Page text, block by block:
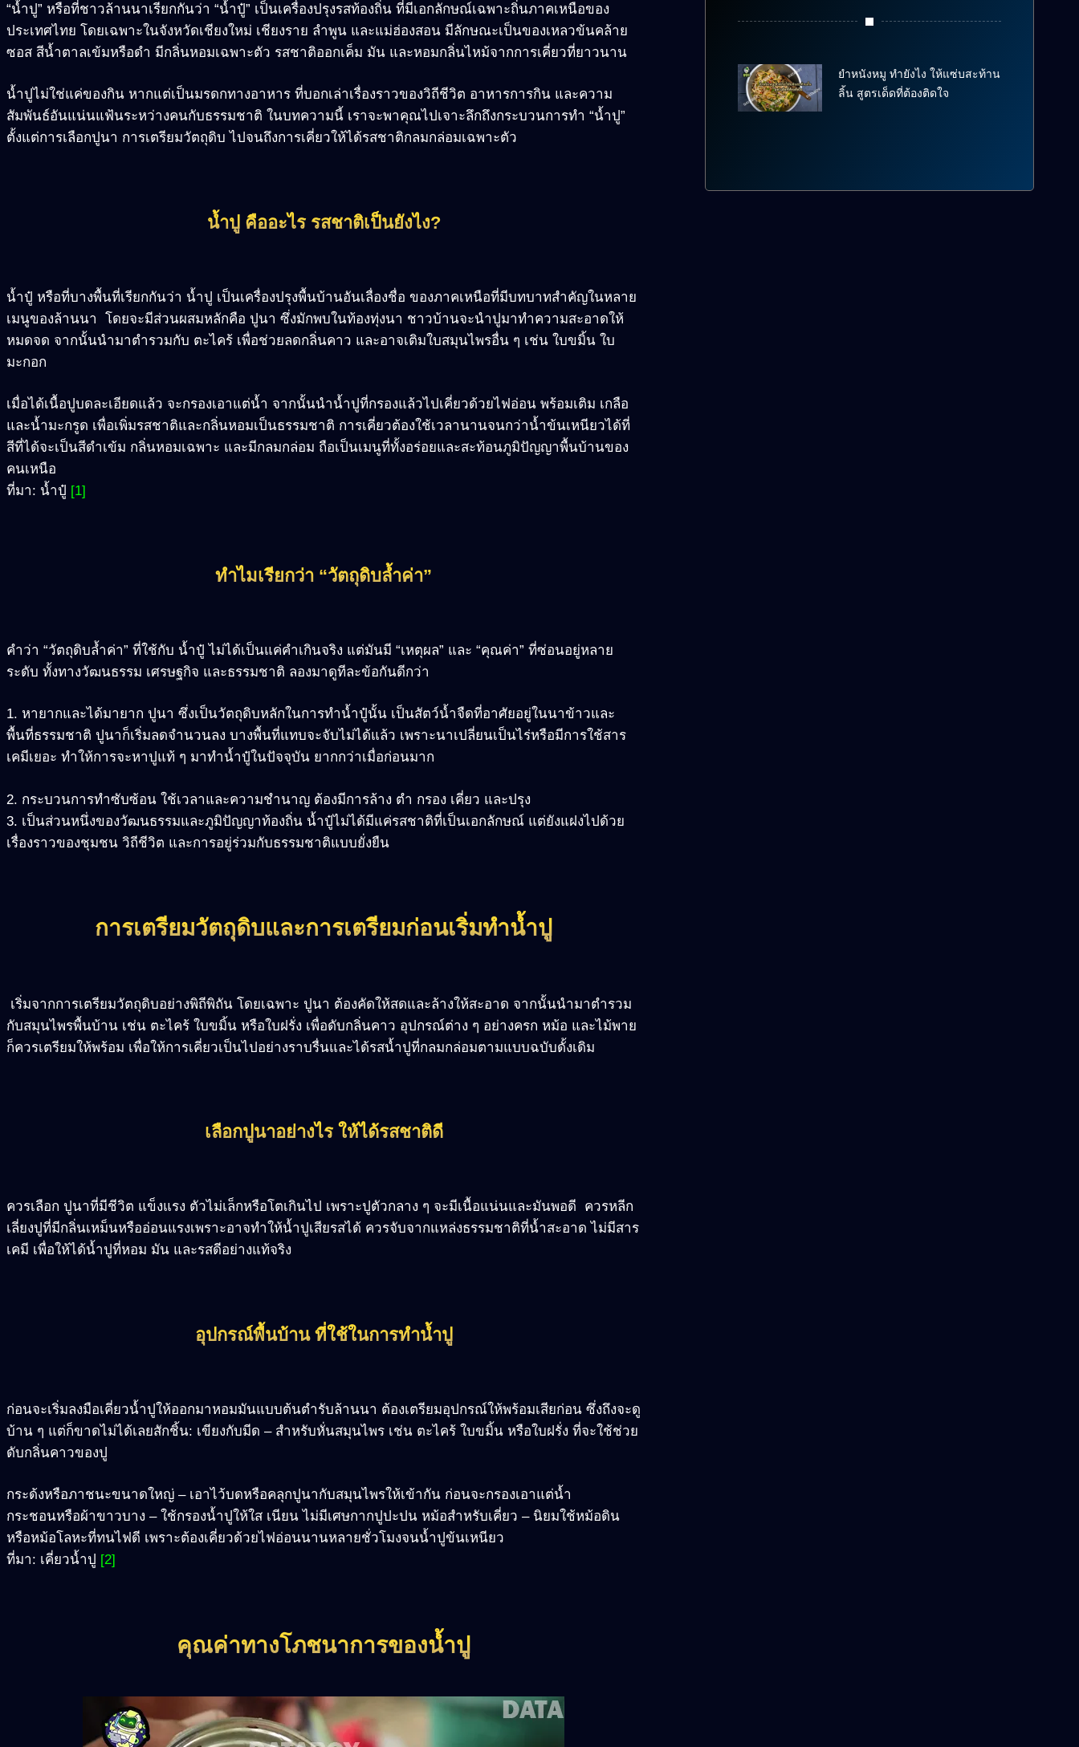
“น้ำปู” หรือที่ชาวล้านนาเรียกกันว่า “น้ำปู๋” เป็นเครื่องปรุงรสท้องถิ่น ที่มีเอกลักษณ์เฉพาะถิ่นภาคเหนือของ
ประเทศไทย โดยเฉพาะในจังหวัดเชียงใหม่ เชียงราย ลำพูน และแม่ฮ่องสอน มีลักษณะเป็นของเหลวข้นคล้าย
ซอส สีน้ำตาลเข้มหรือดำ มีกลิ่นหอมเฉพาะตัว รสชาติออกเค็ม มัน และหอมกลิ่นไหม้จากการเคี่ยวที่ยาวนาน
น้ำปูไม่ใช่แค่ของกิน หากแต่เป็นมรดกทางอาหาร ที่บอกเล่าเรื่องราวของวิถีชีวิต อาหารการกิน และความ
สัมพันธ์อันแน่นแฟ้นระหว่างคนกับธรรมชาติ ในบทความนี้ เราจะพาคุณไปเจาะลึกถึงกระบวนการทำ “น้ำปู”
ตั้งแต่การเลือกปูนา การเตรียมวัตถุดิบ ไปจนถึงการเคี่ยวให้ได้รสชาติกลมกล่อมเฉพาะตัว
น้ำปู คืออะไร รสชาติเป็นยังไง?
น้ำปู๋ หรือที่บางพื้นที่เรียกกันว่า น้ำปู เป็นเครื่องปรุงพื้นบ้านอันเลื่องชื่อ ของภาคเหนือที่มีบทบาทสำคัญในหลาย
เมนูของล้านนา โดยจะมีส่วนผสมหลักคือ ปูนา ซึ่งมักพบในท้องทุ่งนา ชาวบ้านจะนำปูมาทำความสะอาดให้
หมดจด จากนั้นนำมาตำรวมกับ ตะไคร้ เพื่อช่วยลดกลิ่นคาว และอาจเติมใบสมุนไพรอื่น ๆ เช่น ใบขมิ้น ใบ
มะกอก
เมื่อได้เนื้อปูบดละเอียดแล้ว จะกรองเอาแต่น้ำ จากนั้นนำน้ำปูที่กรองแล้วไปเคี่ยวด้วยไฟอ่อน พร้อมเติม เกลือ
และน้ำมะกรูด เพื่อเพิ่มรสชาติและกลิ่นหอมเป็นธรรมชาติ การเคี่ยวต้องใช้เวลานานจนกว่าน้ำข้นเหนียวได้ที่
สีที่ได้จะเป็นสีดำเข้ม กลิ่นหอมเฉพาะ และมีกลมกล่อม ถือเป็นเมนูที่ทั้งอร่อยและสะท้อนภูมิปัญญาพื้นบ้านของ
คนเหนือ
ที่มา: น้ำปู๋ [1]
ทำไมเรียกว่า “วัตถุดิบล้ำค่า”
คำว่า “วัตถุดิบล้ำค่า” ที่ใช้กับ น้ำปู๋ ไม่ได้เป็นแค่คำเกินจริง แต่มันมี “เหตุผล” และ “คุณค่า” ที่ซ่อนอยู่หลาย
ระดับ ทั้งทางวัฒนธรรม เศรษฐกิจ และธรรมชาติ ลองมาดูทีละข้อกันดีกว่า
1. หายากและได้มายาก ปูนา ซึ่งเป็นวัตถุดิบหลักในการทำน้ำปู๋นั้น เป็นสัตว์น้ำจืดที่อาศัยอยู่ในนาข้าวและ
พื้นที่ธรรมชาติ ปูนาก็เริ่มลดจำนวนลง บางพื้นที่แทบจะจับไม่ได้แล้ว เพราะนาเปลี่ยนเป็นไร่หรือมีการใช้สาร
เคมีเยอะ ทำให้การจะหาปูแท้ ๆ มาทำน้ำปู๋ในปัจจุบัน ยากกว่าเมื่อก่อนมาก
2. กระบวนการทำซับซ้อน ใช้เวลาและความชำนาญ ต้องมีการล้าง ตำ กรอง เคี่ยว และปรุง
3. เป็นส่วนหนึ่งของวัฒนธรรมและภูมิปัญญาท้องถิ่น น้ำปู๋ไม่ได้มีแค่รสชาติที่เป็นเอกลักษณ์ แต่ยังแฝงไปด้วย
เรื่องราวของชุมชน วิถีชีวิต และการอยู่ร่วมกับธรรมชาติแบบยั่งยืน
การเตรียมวัตถุดิบและการเตรียมก่อนเริ่มทำน้ำปู
เริ่มจากการเตรียมวัตถุดิบอย่างพิถีพิถัน โดยเฉพาะ ปูนา ต้องคัดให้สดและล้างให้สะอาด จากนั้นนำมาตำรวม
กับสมุนไพรพื้นบ้าน เช่น ตะไคร้ ใบขมิ้น หรือใบฝรั่ง เพื่อดับกลิ่นคาว อุปกรณ์ต่าง ๆ อย่างครก หม้อ และไม้พาย
ก็ควรเตรียมให้พร้อม เพื่อให้การเคี่ยวเป็นไปอย่างราบรื่นและได้รสน้ำปูที่กลมกล่อมตามแบบฉบับดั้งเดิม
เลือกปูนาอย่างไร ให้ได้รสชาติดี
ควรเลือก ปูนาที่มีชีวิต แข็งแรง ตัวไม่เล็กหรือโตเกินไป เพราะปูตัวกลาง ๆ จะมีเนื้อแน่นและมันพอดี ควรหลีก
เลี่ยงปูที่มีกลิ่นเหม็นหรืออ่อนแรงเพราะอาจทำให้น้ำปูเสียรสได้ ควรจับจากแหล่งธรรมชาติที่น้ำสะอาด ไม่มีสาร
เคมี เพื่อให้ได้น้ำปูที่หอม มัน และรสดีอย่างแท้จริง
อุปกรณ์พื้นบ้าน ที่ใช้ในการทำน้ำปู
ก่อนจะเริ่มลงมือเคี่ยวน้ำปูให้ออกมาหอมมันแบบต้นตำรับล้านนา ต้องเตรียมอุปกรณ์ให้พร้อมเสียก่อน ซึ่งถึงจะดู
บ้าน ๆ แต่ก็ขาดไม่ได้เลยสักชิ้น: เขียงกับมีด – สำหรับหั่นสมุนไพร เช่น ตะไคร้ ใบขมิ้น หรือใบฝรั่ง ที่จะใช้ช่วย
ดับกลิ่นคาวของปู
กระด้งหรือภาชนะขนาดใหญ่ – เอาไว้บดหรือคลุกปูนากับสมุนไพรให้เข้ากัน ก่อนจะกรองเอาแต่น้ำ
กระชอนหรือผ้าขาวบาง – ใช้กรองน้ำปูให้ใส เนียน ไม่มีเศษกากปูปะปน หม้อสำหรับเคี่ยว – นิยมใช้หม้อดิน
หรือหม้อโลหะที่ทนไฟดี เพราะต้องเคี่ยวด้วยไฟอ่อนนานหลายชั่วโมงจนน้ำปูข้นเหนียว
ที่มา: เคี่ยวน้ำปู [2]
คุณค่าทางโภชนาการของน้ำปู
ยำหนังหมู ทำยังไง ให้แซ่บสะท้าน
ลิ้น สูตรเด็ดที่ต้องติดใจ